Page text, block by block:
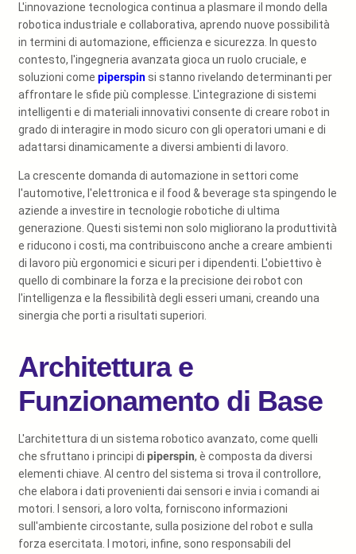
L'innovazione tecnologica continua a plasmare il mondo della
robotica industriale e collaborativa, aprendo nuove possibilità
in termini di automazione, efficienza e sicurezza. In questo
contesto, l'ingegneria avanzata gioca un ruolo cruciale, e
soluzioni come piperspin si stanno rivelando determinanti per
affrontare le sfide più complesse. L'integrazione di sistemi
intelligenti e di materiali innovativi consente di creare robot in
grado di interagire in modo sicuro con gli operatori umani e di
adattarsi dinamicamente a diversi ambienti di lavoro.
La crescente domanda di automazione in settori come
l'automotive, l'elettronica e il food & beverage sta spingendo le
aziende a investire in tecnologie robotiche di ultima
generazione. Questi sistemi non solo migliorano la produttività
e riducono i costi, ma contribuiscono anche a creare ambienti
di lavoro più ergonomici e sicuri per i dipendenti. L'obiettivo è
quello di combinare la forza e la precisione dei robot con
l'intelligenza e la flessibilità degli esseri umani, creando una
sinergia che porti a risultati superiori.
Architettura e
Funzionamento di Base
L'architettura di un sistema robotico avanzato, come quelli
che sfruttano i principi di piperspin, è composta da diversi
elementi chiave. Al centro del sistema si trova il controllore,
che elabora i dati provenienti dai sensori e invia i comandi ai
motori. I sensori, a loro volta, forniscono informazioni
sull'ambiente circostante, sulla posizione del robot e sulla
forza esercitata. I motori, infine, sono responsabili del